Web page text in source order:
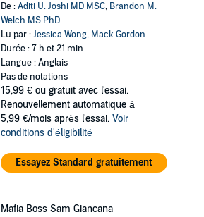
De :Aditi U. Joshi MD MSC, Brandon M.
Welch MS PhD
Lu par :Jessica Wong, Mack Gordon
Durée : 7 h et 21 min
Langue : Anglais
Pas de notations
15,99 € ou gratuit avec l'essai.
Renouvellement automatique à
5,99 €/mois après l'essai. Voir
conditions d'éligibilité
Essayez Standard gratuitement
Mafia Boss Sam Giancana